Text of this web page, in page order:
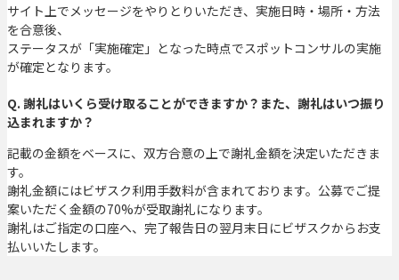
サイト上でメッセージをやりとりいただき、実施日時・場所・方法
を合意後、
ステータスが「実施確定」となった時点でスポットコンサルの実施
が確定となります。
Q. 謝礼はいくら受け取ることができますか？また、謝礼はいつ振り
込まれますか？
記載の金額をベースに、双方合意の上で謝礼金額を決定いただきま
す。
謝礼金額にはビザスク利用手数料が含まれております。公募でご提
案いただく金額の70%が受取謝礼になります。
謝礼はご指定の口座へ、完了報告日の翌月末日にビザスクからお支
払いいたします。